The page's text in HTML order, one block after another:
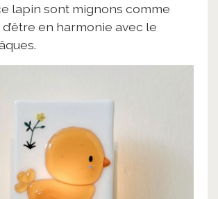
lapin sont mignons comme
en harmonie avec le